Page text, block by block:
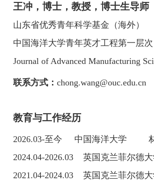
王冲，博士，教授，博士生导师
山东省优秀青年科学基金（海外）
中国海洋大学青年英才工程第一层次
Journal of Advanced Manufacturing
联系方式： chong.wang@ouc.edu.cn
教育与工作经历
2026.03-至今 中国海洋大学 材
2024.04-2026.03 英国克兰菲尔德
2021.04-2024.03 英国克兰菲尔德